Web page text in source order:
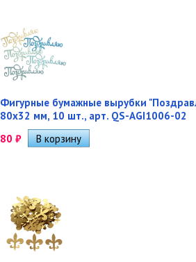
Фигурные бумажные вырубки
80х32 мм, 10 шт., арт. QS-AGI1006-02
80 ₽